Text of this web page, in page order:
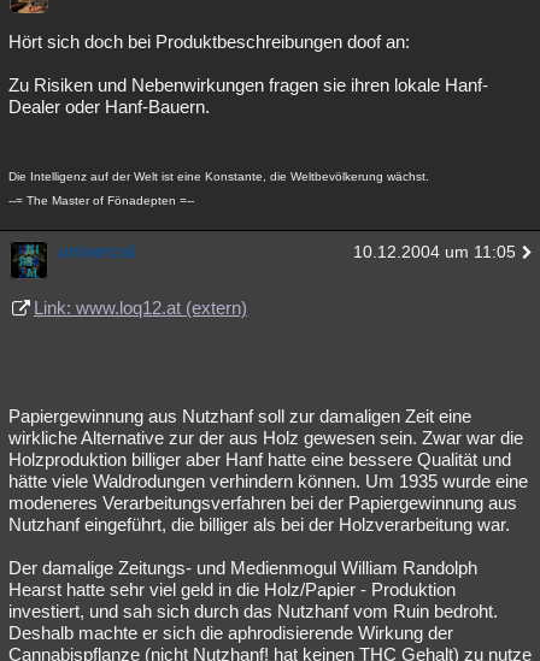
Hört sich doch bei Produktbeschreibungen doof an:
Zu Risiken und Nebenwirkungen fragen sie ihren lokale Hanf-
Dealer oder Hanf-Bauern.
Die Intelligenz auf der Welt ist eine Konstante, die Weltbevölkerung wächst.
--= The Master of Fönadepten =--
univerzal 10.12.2004 um 11:05
Link: www.loq12.at (extern)
Papiergewinnung aus Nutzhanf soll zur damaligen Zeit eine
wirkliche Alternative zur der aus Holz gewesen sein. Zwar war die
Holzproduktion billiger aber Hanf hatte eine bessere Qualität und
hätte viele Waldrodungen verhindern können. Um 1935 wurde eine
modeneres Verarbeitungsverfahren bei der Papiergewinnung aus
Nutzhanf eingeführt, die billiger als bei der Holzverarbeitung war.
Der damalige Zeitungs- und Medienmogul William Randolph
Hearst hatte sehr viel geld in die Holz/Papier - Produktion
investiert, und sah sich durch das Nutzhanf vom Ruin bedroht.
Deshalb machte er sich die aphrodisierende Wirkung der
Cannabispflanze (nicht Nutzhanf! hat keinen THC Gehalt) zu nutze